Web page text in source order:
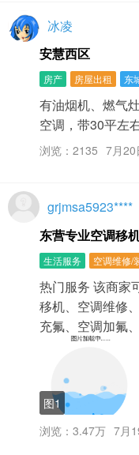
冰凌
安慧西区
房产 房屋出租 东
有油烟机、燃气
空调，带30平左
浏览：2135 7月20
grjmsa5923****
东营专业空调移
生活服务 空调维修/
热门服务 该商家
移机、空调维修
充氟、空调加氟
图1
浏览：3.47万 7月